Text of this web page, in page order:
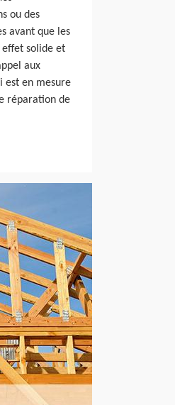
ou des
avant que les
effet solide et
aux
est en mesure
réparation de